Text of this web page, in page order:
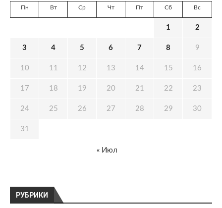
РУБРИКИ
Пн Вт Ср Чт Пт Сб Вс
1 2
3 4 5 6 7 8 9
10 11 12 13 14 15 16
17 18 19 20 21 22 23
24 25 26 27 28 29 30
31
« Июл